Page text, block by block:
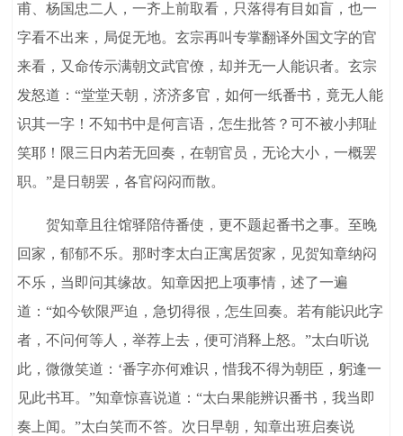
甫、杨国忠二人，一齐上前取看，只落得有目如盲，也一
字看不出来，局促无地。玄宗再叫专掌翻译外国文字的官
来看，又命传示满朝文武官僚，却并无一人能识者。玄宗
发怒道：“堂堂天朝，济济多官，如何一纸番书，竟无人能
识其一字！不知书中是何言语，怎生批答？可不被小邦耻
笑耶！限三日内若无回奏，在朝官员，无论大小，一概罢
职。”是日朝罢，各官闷闷而散。
贺知章且往馆驿陪侍番使，更不题起番书之事。至晚
回家，郁郁不乐。那时李太白正寓居贺家，见贺知章纳闷
不乐，当即问其缘故。知章因把上项事情，述了一遍
道：“如今钦限严迫，急切得很，怎生回奏。若有能识此字
者，不问何等人，举荐上去，便可消释上怒。”太白听说
此，微微笑道：‘番字亦何难识，惜我不得为朝臣，躬逢一
见此书耳。”知章惊喜说道：“太白果能辨识番书，我当即
奏上闻。”太白笑而不答。次日早朝，知章出班启奏说